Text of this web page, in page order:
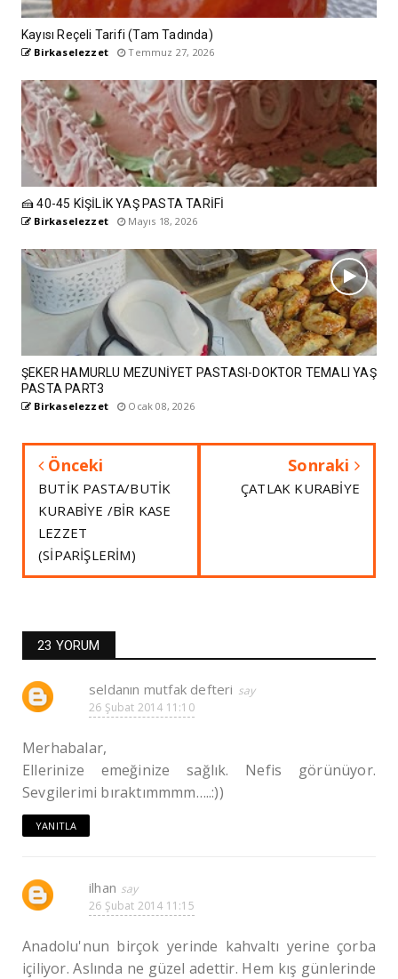
Kayısı Reçeli Tarifi (Tam Tadında)
Birkaselezzet Temmuz 27, 2026
🍰 40-45 KİŞİLİK YAŞ PASTA TARİFİ
Birkaselezzet Mayıs 18, 2026
ŞEKER HAMURLU MEZUNİYET PASTASI-DOKTOR TEMALI YAŞ
PASTA PART3
Birkaselezzet Ocak 08, 2026
Önceki
BUTİK PASTA/BUTİK
KURABİYE /BİR KASE
LEZZET
(SİPARİŞLERİM)
Sonraki
ÇATLAK KURABİYE
23 YORUM
seldanın mutfak defteri
26 Şubat 2014 11:10
Merhabalar,
Ellerinize emeğinize sağlık. Nefis görünüyor.
Sevgilerimi bıraktımmmm…..:))
YANITLA
ilhan
26 Şubat 2014 11:15
Anadolu'nun birçok yerinde kahvaltı yerine çorba
içiliyor. Aslında ne güzel adettir. Hem kış günlerinde